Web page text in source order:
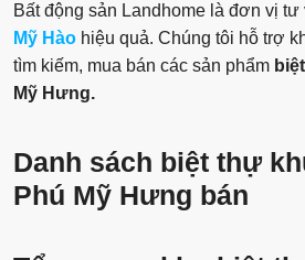
Bất động sản Landhome là đơn vị tư
Mỹ Hào hiệu quả. Chúng tôi hỗ trợ
tìm kiếm, mua bán các sản phẩm
Mỹ Hưng.
Danh sách biệt thự
Phú Mỹ Hưng bán